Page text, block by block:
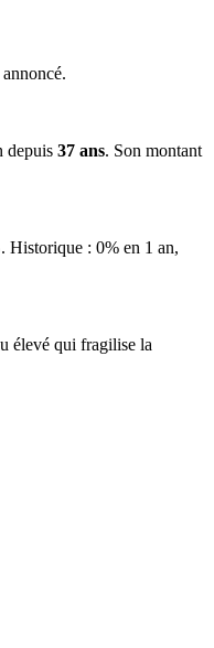
depuis 37 ans. Son montant
. Historique : 0% en 1 an,
élevé qui fragilise la